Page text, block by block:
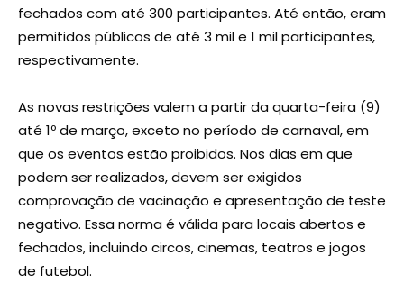
fechados com até 300 participantes. Até então, eram
permitidos públicos de até 3 mil e 1 mil participantes,
respectivamente.
As novas restrições valem a partir da quarta-feira (9)
até 1º de março, exceto no período de carnaval, em
que os eventos estão proibidos. Nos dias em que
podem ser realizados, devem ser exigidos
comprovação de vacinação e apresentação de teste
negativo. Essa norma é válida para locais abertos e
fechados, incluindo circos, cinemas, teatros e jogos
de futebol.